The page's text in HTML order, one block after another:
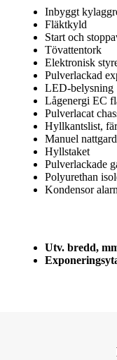
Inbyggt
Fläktkyld
Start och
Tövattentork
Elektronisk
Pulverlackad
LED-belysning
Lågenergi EC
Pulverlacat
Hyllkantslist,
Manuel
Hyllstaket
Pulverlackade
Polyurethan
Kondensor
Utv. bredd,